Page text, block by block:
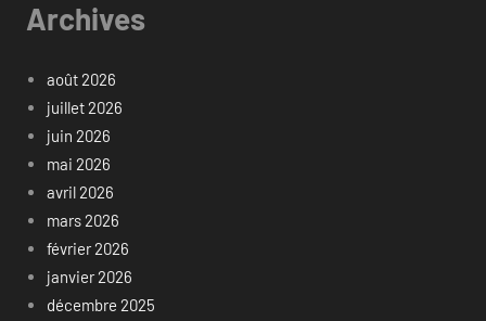
Archives
août 2026
juillet 2026
juin 2026
mai 2026
avril 2026
mars 2026
février 2026
janvier 2026
décembre 2025